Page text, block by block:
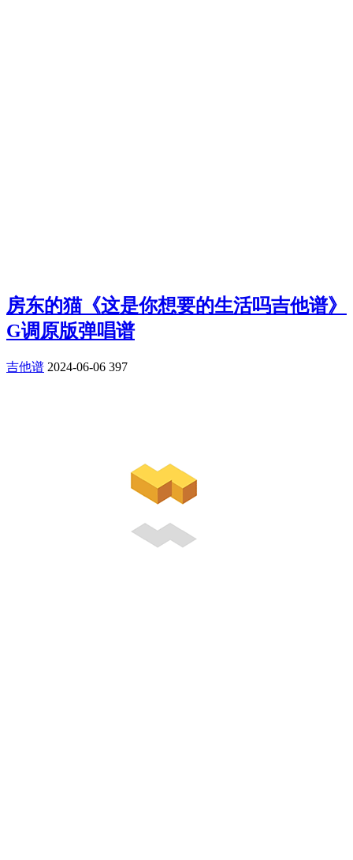
房东的猫《这是你想要的生活吗吉他谱》
G调原版弹唱谱
吉他谱 2024-06-06 397